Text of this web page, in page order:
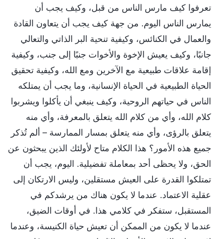
تعرفوا كيف مارس الناس من قبل، وكيف يجب أن
يمارس الناس اليوم. من جهة كيف يجب أن يتعاون القادة
والعمال في الكنائس، وكيفية تنحية البر الذاتي والتعالي
جانبًا، وكيف يعيش الإخوة والأخوات جنبًا إلى جنب، وكيفية
إقامة علاقات طبيعية مع الآخرين ومع الله، وكيفية تحقيق
الحياة الطبيعية في الحياة الإنسانية، وما يجب أن يمتلكه
الناس في حياتهم الروحية، وكيف ينبغي أن يأكلوا ويشربوا
كلام الله، وأي من كلام الله يتعلق بالمعرفة، وأي منه
يتعلق بالرؤى، وأي منه يتعلق بمسار الممارسة – ألم تُذكر
جميع هذه الأمور؟ هذا الكلام متاح لأولئك الذين يبحثون عن
الحق، ولا يحظى أحد بمعاملة تفضيلية. اليوم، يجب أن
تمتلكوا القدرة على العيش مستقلين، وليس الارتكان إلى
عقلية الاعتماد. عندما لا يكون هناك من يرشدكم في
المستقبل، ستفكر في كلامي هذا. في أوقات الضيق،
عندما لا يكون من الممكن أن تعيش حياة الكنيسة، وعندما